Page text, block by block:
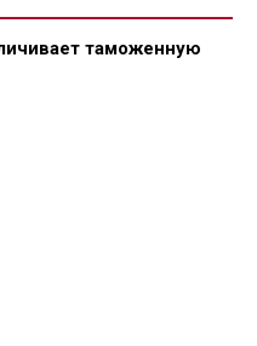
таможенную